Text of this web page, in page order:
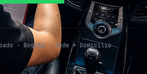
· Bogotá · Sede + Domicilio